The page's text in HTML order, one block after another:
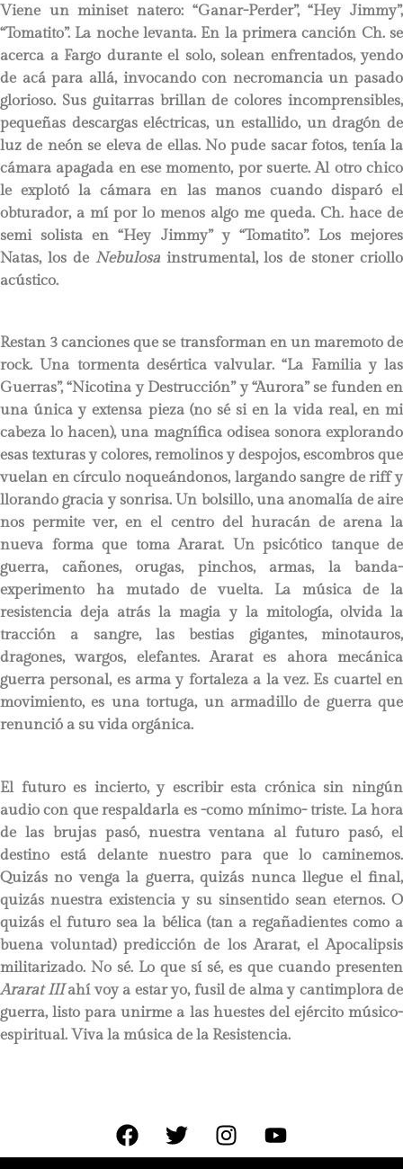
Viene un miniset natero: “Ganar-Perder”, “Hey Jimmy”,
“Tomatito”. La noche levanta. En la primera canción Ch. se
acerca a Fargo durante el solo, solean enfrentados, yendo
de acá para allá, invocando con necromancia un pasado
glorioso. Sus guitarras brillan de colores incomprensibles,
pequeñas descargas eléctricas, un estallido, un dragón de
luz de neón se eleva de ellas. No pude sacar fotos, tenía la
cámara apagada en ese momento, por suerte. Al otro chico
le explotó la cámara en las manos cuando disparó el
obturador, a mí por lo menos algo me queda. Ch. hace de
semi solista en “Hey Jimmy” y “Tomatito”. Los mejores
Natas, los de Nebulosainstrumental, los de stoner criollo
acústico.
Restan 3 canciones que se transforman en un maremoto de
rock. Una tormenta desértica valvular. “La Familia y las
Guerras”, “Nicotina y Destrucción” y “Aurora” se funden en
una única y extensa pieza (no sé si en la vida real, en mi
cabeza lo hacen), una magnífica odisea sonora explorando
esas texturas y colores, remolinos y despojos, escombros que
vuelan en círculo noqueándonos, largando sangre de riff y
llorando gracia y sonrisa. Un bolsillo, una anomalía de aire
nos permite ver, en el centro del huracán de arena la
nueva forma que toma Ararat. Un psicótico tanque de
guerra, cañones, orugas, pinchos, armas, la banda-
experimento ha mutado de vuelta. La música de la
resistencia deja atrás la magia y la mitología, olvida la
tracción a sangre, las bestias gigantes, minotauros,
dragones, wargos, elefantes. Ararat es ahora mecánica
guerra personal, es arma y fortaleza a la vez. Es cuartel en
movimiento, es una tortuga, un armadillo de guerra que
renunció a su vida orgánica.
El futuro es incierto, y escribir esta crónica sin ningún
audio con que respaldarla es -como mínimo- triste. La hora
de las brujas pasó, nuestra ventana al futuro pasó, el
destino está delante nuestro para que lo caminemos.
Quizás no venga la guerra, quizás nunca llegue el final,
quizás nuestra existencia y su sinsentido sean eternos. O
quizás el futuro sea la bélica (tan a regañadientes como a
buena voluntad) predicción de los Ararat, el Apocalipsis
militarizado. No sé. Lo que sí sé, es que cuando presenten
Ararat IIIahí voy a estar yo, fusil de alma y cantimplora de
guerra, listo para unirme a las huestes del ejército músico-
espiritual. Viva la música de la Resistencia.